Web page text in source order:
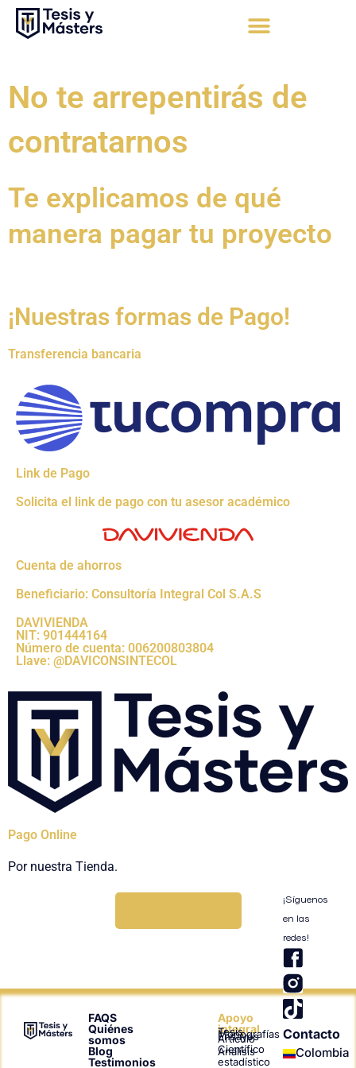
No te arrepentirás de
contratarnos
Te explicamos de qué
manera pagar tu proyecto
¡Nuestras formas de Pago!
Transferencia bancaria
Link de Pago
Solicita el link de pago con tu asesor académico
Cuenta de ahorros
Beneficiario: Consultoría Integral Col S.A.S
DAVIVIENDA
NIT: 901444164
Número de cuenta: 006200803804
Llave: @DAVICONSINTECOL
Pago Online
Por nuestra Tienda.
FAQS
Quiénes
somos
Blog
Testimonios
Apoyo
integral
Tesis
Monografías
Ensayos
Artículo
Científico
Análisis
estadístico
¡Síguenos
en las
redes!
T
i
k
t
o
k
Contacto
Colombia